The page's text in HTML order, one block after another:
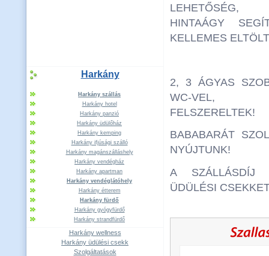
Harkány
Harkány szállás
Harkány hotel
Harkány panzió
Harkány üdülőház
Harkány kemping
Harkány ifjúsági szálló
Harkány magánszálláshely
Harkány vendégház
Harkány apartman
Harkány vendéglátóhely
Harkány étterem
Harkány fürdő
Harkány gyógyfürdő
Harkány strandfürdő
Harkány wellness
Harkány üdülési csekk
Szolgáltatások
LEHETŐSÉG,
HINTAÁGY
KELLEMES
2, 3 ÁGYAS
WC-VEL,
FELSZERELTEK!
BABABARÁT
NYÚJTUNK!
A SZÁLLÁSDÍJ
ÜDÜLÉSI